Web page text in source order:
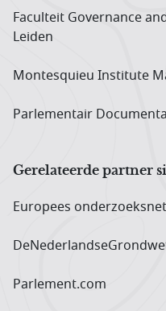
Faculteit Governance
Leiden
Montesquieu Institute
Parlementair
Gerelateerde partner
Europees
Parlement.com